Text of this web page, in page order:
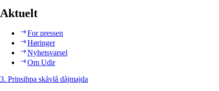
Aktuelt
For pressen
Høringer
Nyhetsvarsel
Om Udir
3. Prinsihpa skåvlå dåjmajda